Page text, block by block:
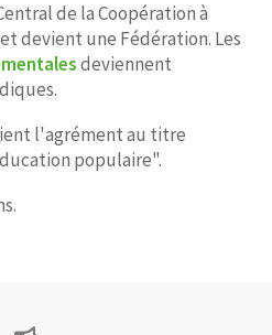
de la Coopération à
devient une Fédération. Les
deviennent
l'agrément au titre
populaire".